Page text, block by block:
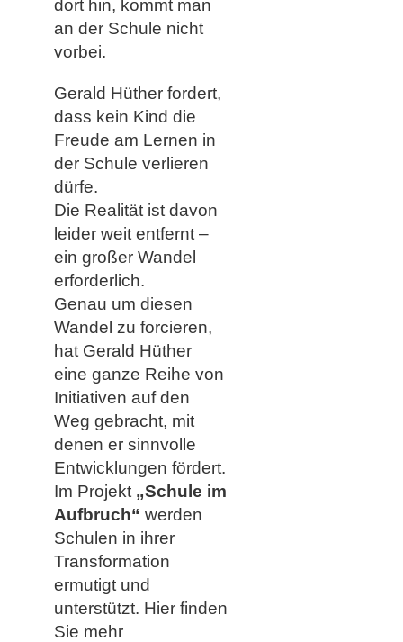
dort hin, kommt man
an der Schule nicht
vorbei.
Gerald Hüther fordert,
dass kein Kind die
Freude am Lernen in
der Schule verlieren
dürfe.
Die Realität ist davon
leider weit entfernt –
ein großer Wandel
erforderlich.
Genau um diesen
Wandel zu forcieren,
hat Gerald Hüther
eine ganze Reihe von
Initiativen auf den
Weg gebracht, mit
denen er sinnvolle
Entwicklungen fördert.
Im Projekt „Schule im
Aufbruch“ werden
Schulen in ihrer
Transformation
ermutigt und
unterstützt. Hier finden
Sie mehr